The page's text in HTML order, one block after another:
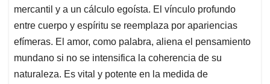
mercantil y a un cálculo egoísta. El vínculo profundo
entre cuerpo y espíritu se reemplaza por apariencias
efímeras. El amor, como palabra, aliena el pensamiento
mundano si no se intensifica la coherencia de su
naturaleza. Es vital y potente en la medida de